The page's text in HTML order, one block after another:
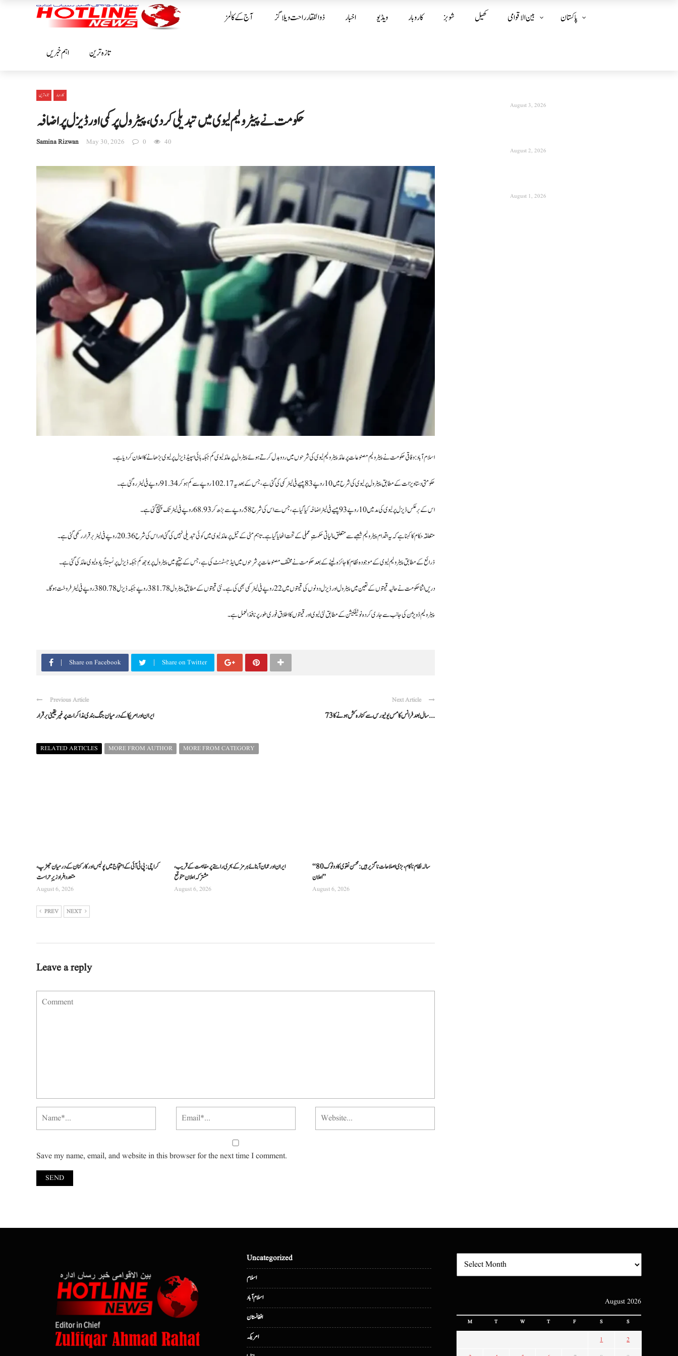
آج کے کالمز ذوالفقار راحت ویلاگز اخبار ویڈیو کاروبار شوبز کھیل بین الا قوامی پاکستان
اہم خبریں تازہ ترین
تازہ ترین کاروبار
حکومت نے پیٹرولیم لیوی میں تبدیلی کر دی، پیٹرول پر کمی اور ڈیزل پر اضافہ
Samina Rizwan May 30, 2026 0 40
اسلام آباد: وفاقی حکومت نے پیٹرولیم مصنوعات پر عائد پیٹرولیم لیوی کی شرحوں میں ردوبدل کرتے ہوئے پیٹرول پر عائد لیوی کم جبکہ ہائی اسپیڈ ڈیزل پر لیوی بڑھانے کا اعلان کر دیا ہے۔
حکومتی دستاویزات کے مطابق پیٹرول پر لیوی کی شرح میں 10 روپے 83 پیسے فی لیٹر کمی کی گئی ہے، جس کے بعد یہ 102.17 روپے سے کم ہو کر 91.34 روپے فی لیٹر رہ گئی ہے۔
اس کے برعکس ڈیزل پر لیوی کی مد میں 10 روپے 93 پیسے فی لیٹر اضافہ کیا گیا ہے، جس سے اس کی شرح 58 روپے سے بڑھ کر 68.93 روپے فی لیٹر تک پہنچ گئی ہے۔
متعلقہ حکام کا کہنا ہے کہ یہ اقدام پیٹرولیم شعبے سے متعلق مالیاتی حکمتِ عملی کے تحت اٹھایا گیا ہے۔ تاہم مٹی کے تیل پر عائد لیوی میں کوئی تبدیلی نہیں کی گئی اور اس کی شرح 20.36 روپے فی لیٹر برقرار رکھی گئی ہے۔
ذرائع کے مطابق پیٹرولیم لیوی کے موجودہ نظام کا جائزہ لینے کے بعد حکومت نے مختلف مصنوعات پر شرحوں میں ایڈجسٹمنٹ کی ہے، جس کے نتیجے میں پیٹرول پر بوجھ کم جبکہ ڈیزل پر نسبتاً زیادہ لیوی عائد کی گئی ہے۔
دریں اثنا حکومت نے حالیہ قیمتوں کے تعین میں پیٹرول اور ڈیزل دونوں کی قیمتوں میں 22 روپے فی لیٹر کمی بھی کی ہے۔ نئی قیمتوں کے مطابق پیٹرول 381.78 روپے جبکہ ڈیزل 380.78 روپے فی لیٹر فروخت ہوگا۔
پیٹرولیم ڈویژن کی جانب سے جاری کردہ نوٹیفکیشن کے مطابق نئی لیوی اور قیمتوں کا اطلاق فوری طور پر نافذ العمل ہے۔
Share on Facebook Share on Twitter
Previous Article
ایران اور امریکا کے درمیان جنگ بندی مذاکرات پر غیر یقینی برقرار
Next Article
73 سال بعد فرانس کا مس یونیورس سے کنارہ کش ہونے کا ...
RELATED ARTICLES MORE FROM AUTHOR MORE FROM CATEGORY
کراچی: پی ٹی آئی کے احتجاج میں پولیس اور کارکنان کے درمیان جھڑپ،
متعدد افراد زیرِ حراست
August 6, 2026
ایران اور عمان آبنائے ہرمز کے بحری راستے پر مفاہمت کے قریب،
مشترکہ اعلان متوقع
August 6, 2026
“80 سالہ نظام ناکام، بڑی اصلاحات ناگزیر ہیں: محسن نقوی کا دوٹوک
اعلان”
August 6, 2026
PREV NEXT
Leave a reply
Save my name, email, and website in this browser for the next time I comment.
August 3, 2026
August 2, 2026
August 1, 2026
Uncategorized
اسلام
اسلام آباد
افغانستان
امریکہ
August 2026
M T W T F S S
1 2